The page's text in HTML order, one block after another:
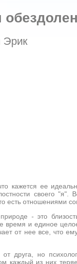
кажется ее
своего
есть отношениями
- это
время и единое
от нее все, что
друга, но
каждый из них